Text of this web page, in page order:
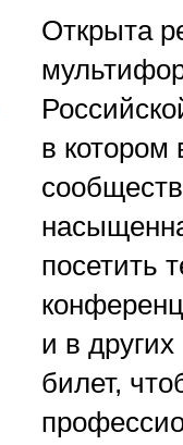
Открыта
в котором
посетить
и в
билет,